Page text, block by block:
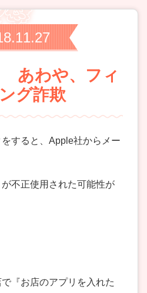
あわや、フィ
グ詐欺
すると、Apple社からメー
が不正使用された可能性が
『お店のアプリを入れた